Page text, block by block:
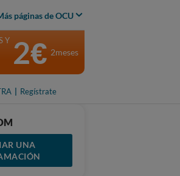
páginas de OCU
Regístrate
Y 2€ 2meses
UNA